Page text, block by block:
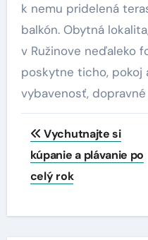
k nemu pridelená
balkón. Obytná
v Ružinove neďaleko
poskytne ticho, pokoj
vybavenosť, dopravné
Navigácia
v
článku
Vychutnajte si
kúpanie a plávanie po
celý rok